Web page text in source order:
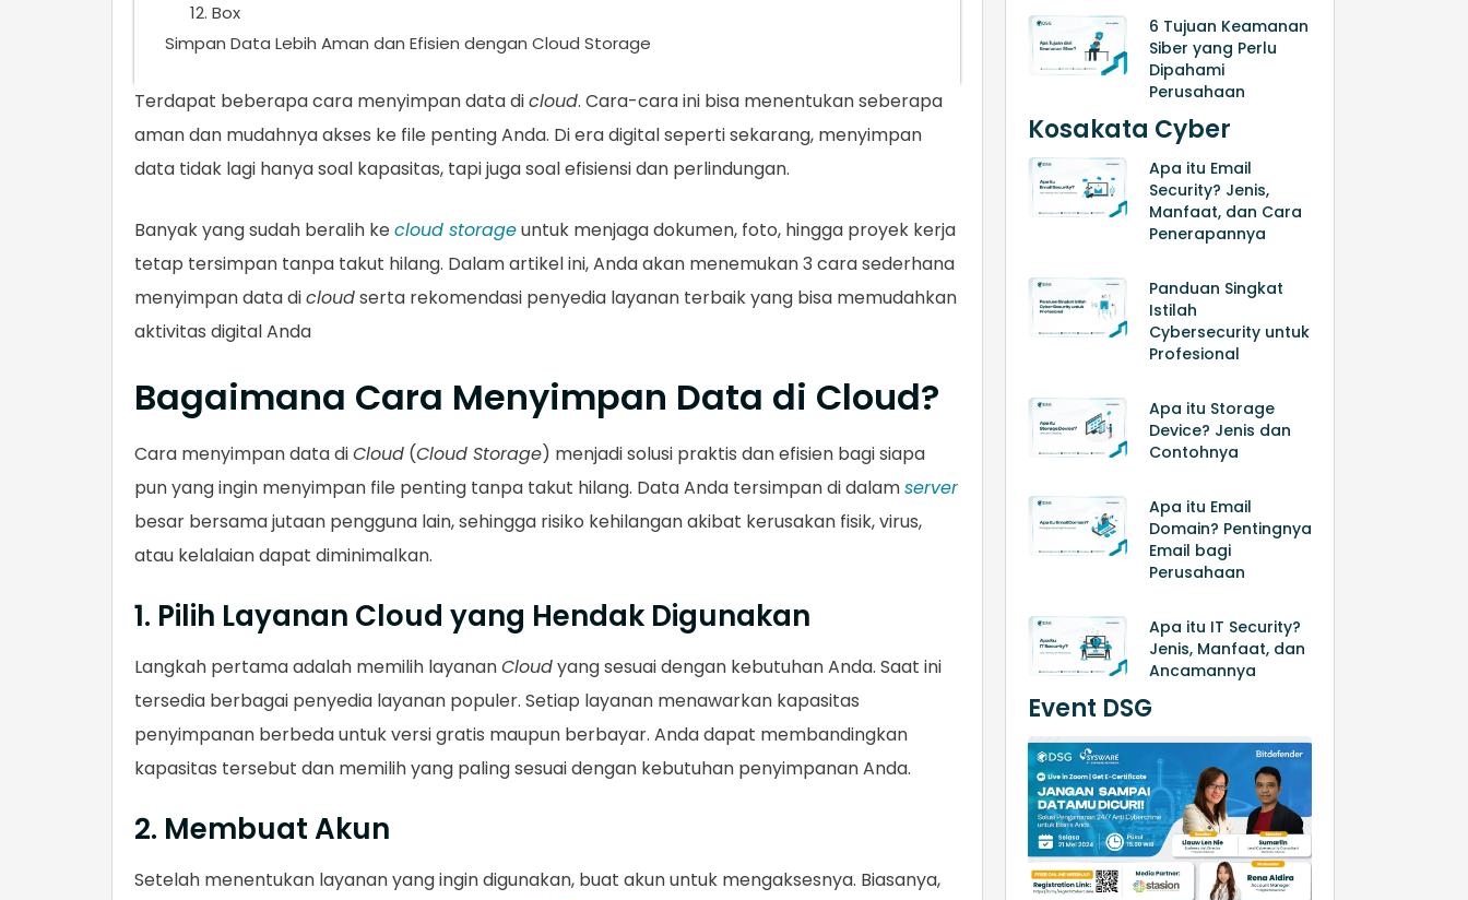
12. Box
Simpan Data Lebih Aman dan Efisien dengan Cloud Storage
Terdapat beberapa cara menyimpan data dicloud. Cara-cara ini bisa menentukan seberapa
aman dan mudahnya akses ke file penting Anda. Di era digital seperti sekarang, menyimpan
data tidak lagi hanya soal kapasitas, tapi juga soal efisiensi dan perlindungan.
Banyak yang sudah beralih kecloud storageuntuk menjaga dokumen, foto, hingga proyek kerja
tetap tersimpan tanpa takut hilang. Dalam artikel ini, Anda akan menemukan 3 cara sederhana
menyimpan data dicloudserta rekomendasi penyedia layanan terbaik yang bisa memudahkan
aktivitas digital Anda
Bagaimana Cara Menyimpan Data di Cloud?
Cara menyimpan data diCloud (Cloud Storage) menjadi solusi praktis dan efisien bagi siapa
pun yang ingin menyimpan file penting tanpa takut hilang. Data Anda tersimpan di dalamserver
besar bersama jutaan pengguna lain, sehingga risiko kehilangan akibat kerusakan fisik, virus,
atau kelalaian dapat diminimalkan.
1. Pilih Layanan Cloud yang Hendak Digunakan
Langkah pertama adalah memilih layananCloudyang sesuai dengan kebutuhan Anda. Saat ini
tersedia berbagai penyedia layanan populer. Setiap layanan menawarkan kapasitas
penyimpanan berbeda untuk versi gratis maupun berbayar. Anda dapat membandingkan
kapasitas tersebut dan memilih yang paling sesuai dengan kebutuhan penyimpanan Anda.
2. Membuat Akun
Setelah menentukan layanan yang ingin digunakan, buat akun untuk mengaksesnya. Biasanya,
6 Tujuan Keamanan
Siber yang Perlu
Dipahami
Perusahaan
Kosakata Cyber
Apa itu Email
Security? Jenis,
Manfaat, dan Cara
Penerapannya
Panduan Singkat
Istilah
Cybersecurity untuk
Profesional
Apa itu Storage
Device? Jenis dan
Contohnya
Apa itu Email
Domain? Pentingnya
Email bagi
Perusahaan
Apa itu IT Security?
Jenis, Manfaat, dan
Ancamannya
Event DSG